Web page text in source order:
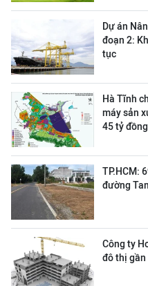
Dự án
đoạn 2:
tục
Hà Tĩnh
máy sản
45 tỷ đồng
TP.HCM:
đường
Công ty
đô thị gần